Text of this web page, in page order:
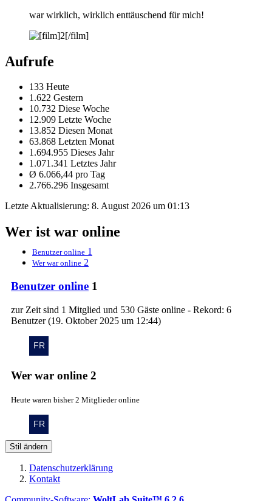
war wirklich, wirklich enttäuschend für mich!
Aufrufe
133 Heute
1.622 Gestern
10.732 Diese Woche
12.909 Letzte Woche
13.852 Diesen Monat
63.868 Letzten Monat
1.694.955 Dieses Jahr
1.071.341 Letztes Jahr
Ø 6.066,44 pro Tag
2.766.296 Insgesamt
Letzte Aktualisierung: 8. August 2026 um 01:13
Wer ist war online
Benutzer online 1
Wer war online 2
Benutzer online 1
zur Zeit sind 1 Mitglied und 530 Gäste online - Rekord: 6
Benutzer (19. Oktober 2025 um 12:44)
Wer war online 2
Heute waren bisher 2 Mitglieder online
Stil ändern
Datenschutzerklärung
Kontakt